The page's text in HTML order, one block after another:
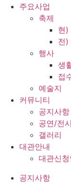
주요사업
축제
현)
전)
행사
생
접
예술지
커뮤니티
공지사항
공연/전
갤러리
대관안내
대관신청
공지사항